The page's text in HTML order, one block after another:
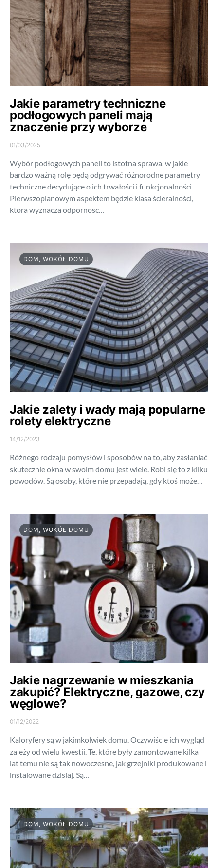
Jakie parametry techniczne
podłogowych paneli mają
znaczenie przy wyborze
01/03/2025
Wybór podłogowych paneli to istotna sprawa, w jakie
bardzo ważną rolę będą odgrywać różnorodne parametry
techniczne decydujące o ich trwałości i funkcjonalności.
Pierwszoplanowym aspektem będzie klasa ścieralności,
która wyznacza odporność…
DOM, WOKÓŁ DOMU
Jakie zalety i wady mają popularne
rolety elektryczne
14/12/2023
Różnego rodzaju pomysłów i sposobów na to, aby zasłaniać
skutecznie okna w swoim domu jest wiele. Robi się to z kilku
powodów. Są osoby, które nie przepadają, gdy ktoś może…
DOM, WOKÓŁ DOMU
Jakie nagrzewanie w mieszkania
zakupić? Elektryczne, gazowe, czy
węglowe?
01/12/2022
Kaloryfery są w jakimkolwiek domu. Oczywiście ich wygląd
zależy od wielu kwestii. Te, które były zamontowane kilka
lat temu nie są tak nowoczesne, jak grzejniki produkowane i
instalowane dzisiaj. Są…
DOM, WOKÓŁ DOMU